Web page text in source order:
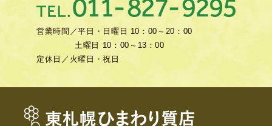
営業時間／平日・日曜日 10：00～20：00
土曜日 10：00～13：00
定休日／ 火曜日・祝日